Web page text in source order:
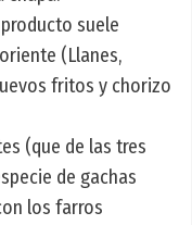
suele
(Llanes,
fritos y chorizo
(que de las tres
de gachas
los farros